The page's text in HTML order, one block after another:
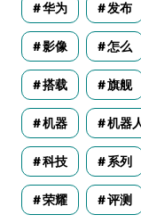
华为 发布
影像 怎么
搭载 旗舰
机器 机器
科技 系列
荣耀 评测